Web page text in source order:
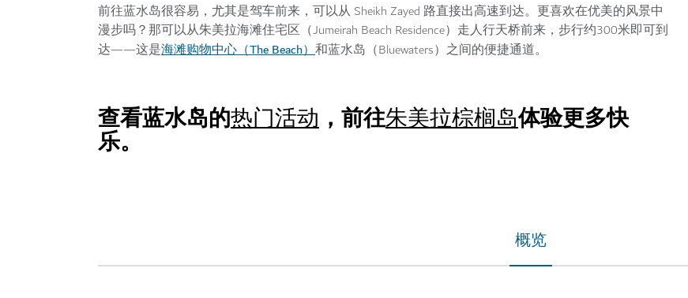
前往蓝水岛很容易，尤其是驾车前来，可以从 Sheikh Zayed 路直接出高速到达。更喜欢在优美的风景中
漫步吗？那可以从朱美拉海滩住宅区（Jumeirah Beach Residence）走人行天桥前来，步行约300米即可到
达——这是海滩购物中心（The Beach）和蓝水岛（Bluewaters）之间的便捷通道。
查看蓝水岛的热门活动 ，前往朱美拉棕榈岛体验更多快
乐。
概览